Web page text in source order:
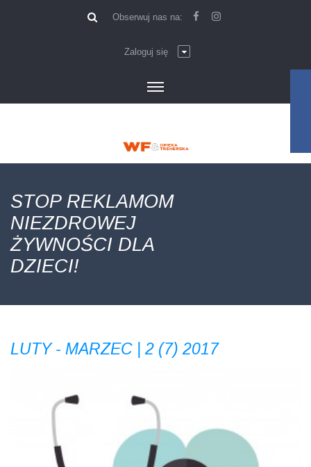
Obserwuj nas na:
Zaloguj się
STOP REKLAMOM
NIEZDROWEJ
ŻYWNOŚCI DLA
DZIECI!
LUTY - MARZEC | 2 (7) 2017